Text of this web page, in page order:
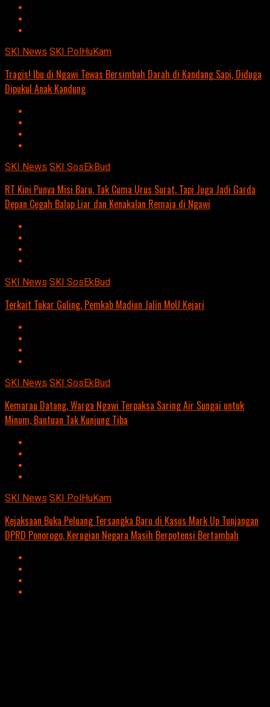
SKI News SKI PolHuKam
Tragis! Ibu di Ngawi Tewas Bersimbah Darah di Kandang Sapi, Diduga
Dipukul Anak Kandung
SKI News SKI SosEkBud
RT Kini Punya Misi Baru, Tak Cuma Urus Surat, Tapi Juga Jadi Garda
Depan Cegah Balap Liar dan Kenakalan Remaja di Ngawi
SKI News SKI SosEkBud
Terkait Tukar Guling, Pemkab Madiun Jalin MoU Kejari
SKI News SKI SosEkBud
Kemarau Datang, Warga Ngawi Terpaksa Saring Air Sungai untuk
Minum, Bantuan Tak Kunjung Tiba
SKI News SKI PolHuKam
Kejaksaan Buka Peluang Tersangka Baru di Kasus Mark Up Tunjangan
DPRD Ponorogo, Kerugian Negara Masih Berpotensi Bertambah